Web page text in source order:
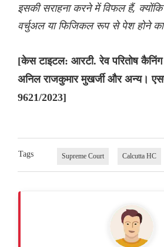
इसकी सराहना करने में विफल हैं,
वर्चुअल या फिजिकल रूप से पेश होने
[केस टाइटल: आरटी. रेव परितोष
अनिल राजकुमार मुखर्जी और अन्य।
9621/2023]
Tags Supreme Court Calcutta HC